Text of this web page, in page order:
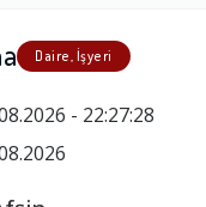
Daire, İşyeri
- 22:27:28